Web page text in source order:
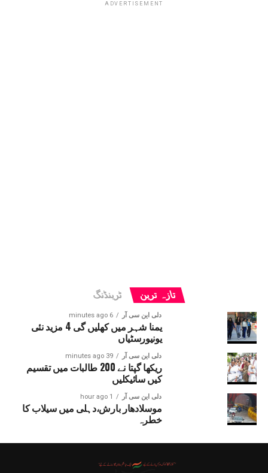
ADVERTISEMENT
تازہ ترین ٹرینڈنگ
دلی این سی آر 6 minutes ago
یمنا شہر میں کھلیں گی 4 مزید نئی
یونیورسٹیاں
دلی این سی آر 39 minutes ago
ریکھا گپتا نے 200 طالبات میں تقسیم
کیں سائیکلیں
دلی این سی آر 1 hour ago
موسلادھار بارش،دہلی میں سیلاب کا
خطرہ